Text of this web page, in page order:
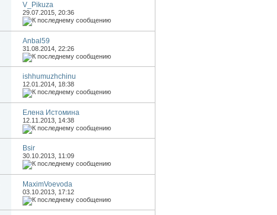
V_Pikuza
29.07.2015, 20:36
Anbal59
31.08.2014, 22:26
ishhumuzhchinu
12.01.2014, 18:38
Елена Истомина
12.11.2013, 14:38
Bsir
30.10.2013, 11:09
MaximVoevoda
03.10.2013, 17:12